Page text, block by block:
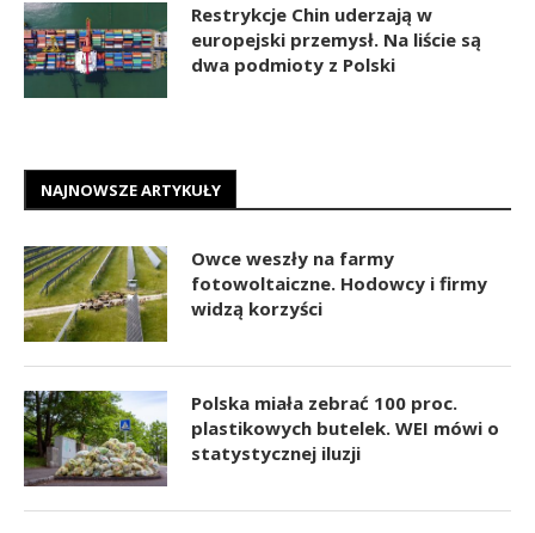
Restrykcje Chin uderzają w
europejski przemysł. Na liście są
dwa podmioty z Polski
NAJNOWSZE ARTYKUŁY
Owce weszły na farmy
fotowoltaiczne. Hodowcy i firmy
widzą korzyści
Polska miała zebrać 100 proc.
plastikowych butelek. WEI mówi o
statystycznej iluzji